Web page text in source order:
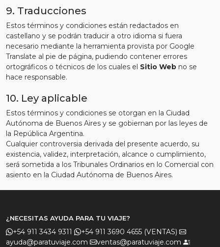
9. Traducciones
Estos términos y condiciones están redactados en
castellano y se podrán traducir a otro idioma si fuera
necesario mediante la herramienta provista por Google
Translate al pie de página, pudiendo contener errores
ortográficos o técnicos de los cuales el Sitio Web no se
hace responsable.
10. Ley aplicable
Estos términos y condiciones se otorgan en la Ciudad
Autónoma de Buenos Aires y se gobiernan por las leyes de
la República Argentina.
Cualquier controversia derivada del presente acuerdo, su
existencia, validez, interpretación, alcance o cumplimiento,
será sometida a los Tribunales Ordinarios en lo Comercial con
asiento en la Ciudad Autónoma de Buenos Aires.
¿NECESITAS AYUDA PARA TU VIAJE?
+54 911 3434 9311
+54 911 3690 4655 (VENTAS)
ayuda@paratuviaje.com
ventas@paratuviaje.com